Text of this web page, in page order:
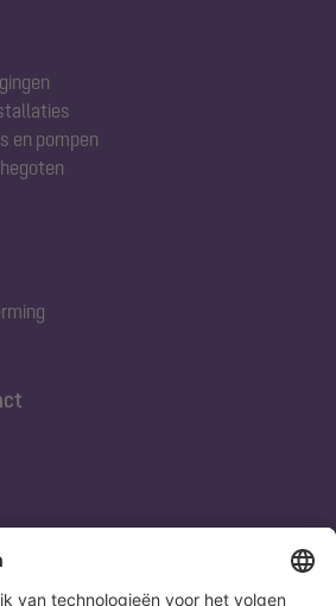
en pompen